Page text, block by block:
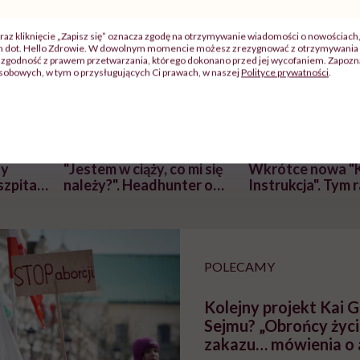
"Jestem w ciąży, co mi się
należy?". Headhunter o
Wkrótce nowa
Instrukcja". Tym
POLECAMY
Kolejny projekt Kai
Sejmu? „Obrońcy
zakazu… mówienia o
kliknięcie „Zapisz się” oznacza zgodę na otrzymywanie wiadomości o
dot. Hello Zdrowie. W dowolnym momencie możesz zrezygnować z
zgodność z prawem przetwarzania, którego dokonano przed jej wycofaniem.
w tym o przysługujących Ci prawach, w naszejPolityce prywatności.